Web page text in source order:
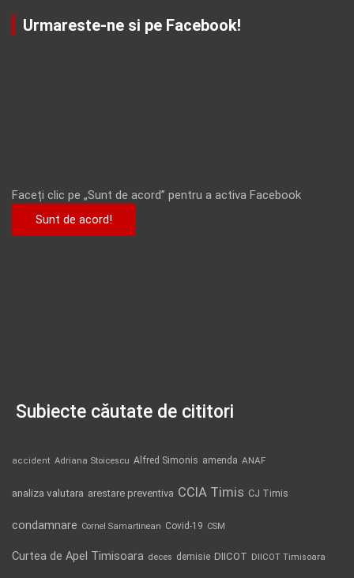
Urmareste-ne si pe Facebook!
Faceți clic pe „Sunt de acord” pentru a activa Facebook
Sunt de acord!
Subiecte căutate de cititori
accident Adriana Stoicescu Alfred Simonis amenda ANAF
analiza valutara arestare preventiva CCIA Timis CJ Timis
condamnare Cornel Samartinean Covid-19 CSM
Curtea de Apel Timisoara deces demisie DIICOT DIICOT Timisoara